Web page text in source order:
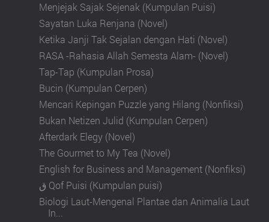
Menjejak Sajak Sejenak (Kumpulan Puisi)
Sayatan Luka Renjana (Novel)
Ketika Janji Tak Sejalan dengan Hati (Novel)
RASA -Rahasia Allah Semesta Alam- (Novel)
Tap-Tap (Kumpulan Prosa)
Bucin (Kumpulan Cerpen)
Mencari Kepingan Puzzle yang Hilang (Nonfiksi)
Bukan Netizen Julid (Kumpulan Cerpen)
Afterdark Elegy (Novel)
The Gourmet to My Tea (Novel)
English for Business and Management (Nonfiksi)
ق Qof Puisi (Kumpulan puisi)
Biologi Laut-Mengenal Plantae dan Animalia Laut
In...